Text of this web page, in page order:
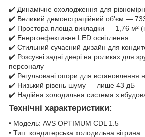
✔️ Динамічне охолодження для
✔️ Великий демонстраційний об’єм —
✔️ Простора площа викладки — 1,76 м²
✔️ Енергоефективне LED освітлення
✔️ Стильний сучасний дизайн для
✔️ Розсувні задні двері на роликах для
персоналу
✔️ Регульовані опори для встановлення
✔️ Низький рівень шуму — лише 43 дБ
✔️ Надійна холодильна система з
Технічні характеристики:
• Модель: AVS OPTIMUM CDL 1.5
• Тип: кондитерська холодильна вітрина